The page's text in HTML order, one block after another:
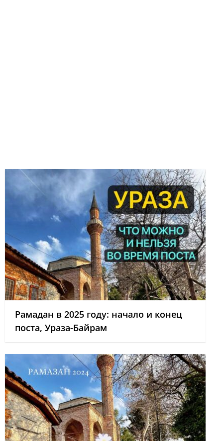
Рамадан в 2025 году: начало и конец
поста, Ураза-Байрам